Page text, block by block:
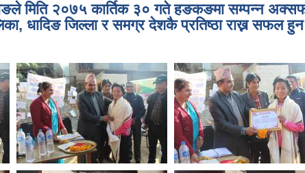
मिति २०७५ कार्तिक ३० गते हङकङमा सम्पन्न
धादिङ जिल्ला र समग्र देशकै प्रतिष्ठा राख्न सफल हुन